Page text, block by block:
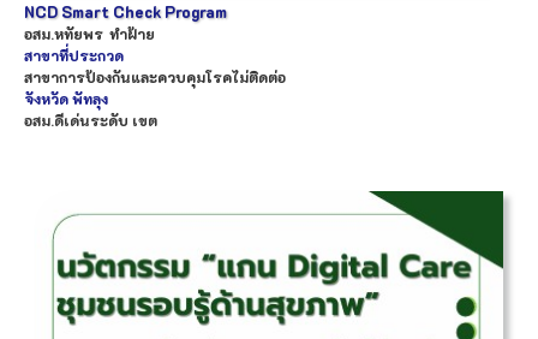
NCD Smart Check Program
อสม.หทัยพร ทำฝ้าย
สาขาที่ประกวด
สาขาการป้องกันและควบคุมโรคไม่ติดต่อ
จังหวัดพัทลุง
อสม.ดีเด่นระดับ เขต